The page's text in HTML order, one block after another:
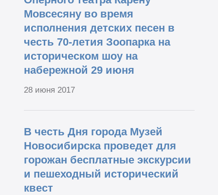
Мовсесяну во время
исполнения детских песен в
честь 70-летия Зоопарка на
историческом шоу на
набережной 29 июня
28 июня 2017
В честь Дня города Музей
Новосибирска проведет для
горожан бесплатные экскурсии
и пешеходный исторический
квест